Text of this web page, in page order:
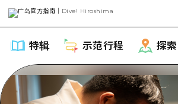
特辑 示范行程 探索